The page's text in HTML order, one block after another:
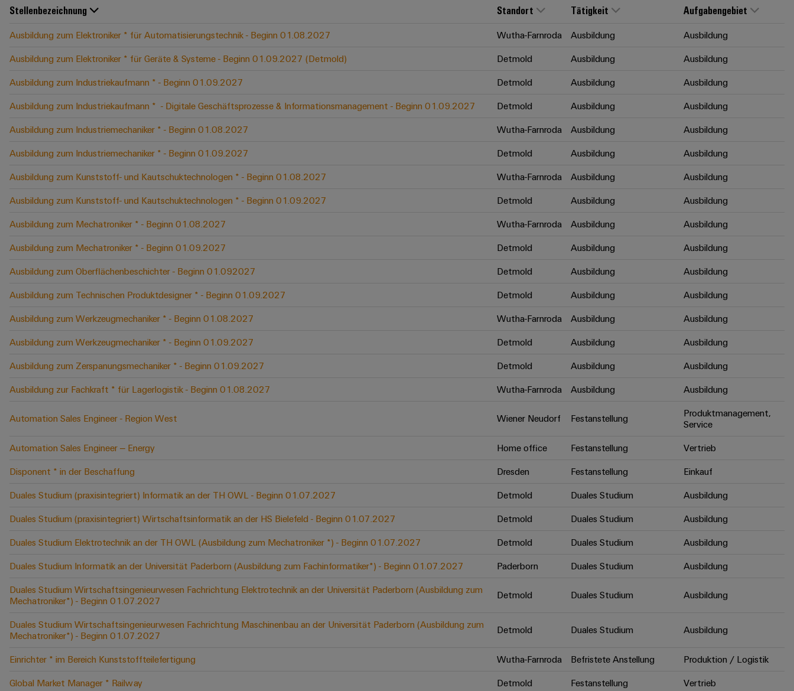
Stellenbezeichnung Standort Tätigkeit Aufgabengebiet
Ausbildung zum Elektroniker * für Automatisierungstechnik - Beginn 01.08.2027 Wutha-Farnroda Ausbildung
Ausbildung
Ausbildung zum Elektroniker * für Geräte & Systeme - Beginn 01.09.2027 (Detmold)
Detmold Ausbildung
Ausbildung
Ausbildung zum Industriekaufmann * - Beginn 01.09.2027
Detmold Ausbildung
Ausbildung
Ausbildung zum Industriekaufmann * ​ - Digitale Geschäftsprozesse & Informationsmanagement - Beginn 01.09.2027
Detmold Ausbildung
Ausbildung
Ausbildung zum Industriemechaniker * - Beginn 01.08.2027
Wutha-Farnroda Ausbildung
Ausbildung
Ausbildung zum Industriemechaniker * - Beginn 01.09.2027
Detmold Ausbildung
Ausbildung
Ausbildung zum Kunststoff- und Kautschuktechnologen * - Beginn 01.08.2027
Wutha-Farnroda Ausbildung
Ausbildung
Ausbildung zum Kunststoff- und Kautschuktechnologen * - Beginn 01.09.2027
Detmold Ausbildung
Ausbildung
Ausbildung zum Mechatroniker * - Beginn 01.08.2027
Wutha-Farnroda Ausbildung
Ausbildung
Ausbildung zum Mechatroniker * - Beginn 01.09.2027
Detmold Ausbildung
Ausbildung
Ausbildung zum Oberflächenbeschichter - Beginn 01.092027
Detmold Ausbildung
Ausbildung
Ausbildung zum Technischen Produktdesigner * - Beginn 01.09.2027
Detmold Ausbildung
Ausbildung
Ausbildung zum Werkzeugmechaniker * - Beginn 01.08.2027
Wutha-Farnroda Ausbildung
Ausbildung
Ausbildung zum Werkzeugmechaniker * - Beginn 01.09.2027
Detmold Ausbildung
Ausbildung
Ausbildung zum Zerspanungsmechaniker * - Beginn 01.09.2027
Detmold Ausbildung
Ausbildung
Ausbildung zur Fachkraft * für Lagerlogistik - Beginn 01.08.2027
Wutha-Farnroda Ausbildung Ausbildung
Automation Sales Engineer - Region West Wiener Neudorf Festanstellung
Produktmanagement,
Service
Automation Sales Engineer – Energy
Home office Festanstellung
Vertrieb
Disponent * in der Beschaffung
Dresden Festanstellung
Einkauf
Duales Studium (praxisintegriert) Informatik an der TH OWL - Beginn 01.07.2027
Detmold Duales Studium
Ausbildung
Duales Studium (praxisintegriert) Wirtschaftsinformatik an der HS Bielefeld - Beginn 01.07.2027
Detmold Duales Studium
Ausbildung
Duales Studium Elektrotechnik an der TH OWL (Ausbildung zum Mechatroniker *) - Beginn 01.07.2027
Detmold Duales Studium
Ausbildung
Duales Studium Informatik an der Universität Paderborn (Ausbildung zum Fachinformatiker*) - Beginn 01.07.2027
Paderborn Duales Studium
Ausbildung
Duales Studium Wirtschaftsingenieurwesen Fachrichtung Elektrotechnik an der Universität Paderborn (Ausbildung zum
Mechatroniker*) - Beginn 01.07.2027
Detmold Duales Studium Ausbildung
Duales Studium Wirtschaftsingenieurwesen Fachrichtung Maschinenbau an der Universität Paderborn (Ausbildung zum
Mechatroniker*) - Beginn 01.07.2027
Detmold Duales Studium Ausbildung
Einrichter * im Bereich Kunststoffteilefertigung Wutha-Farnroda Befristete Anstellung
Produktion / Logistik
Global Market Manager * Railway
Detmold Festanstellung
Vertrieb